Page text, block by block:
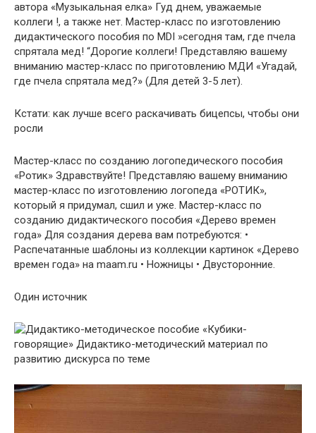
автора «Музыкальная елка» Гуд днем, уважаемые
коллеги !, а также нет. Мастер-класс по изготовлению
дидактического пособия по MDI »сегодня там, где пчела
спрятала мед! “Дорогие коллеги! Представляю вашему
вниманию мастер-класс по приготовлению МДИ «Угадай,
где пчела спрятала мед?» (Для детей 3-5 лет).
Кстати: как лучше всего раскачивать бицепсы, чтобы они
росли
Мастер-класс по созданию логопедического пособия
«Ротик» Здравствуйте! Представляю вашему вниманию
мастер-класс по изготовлению логопеда «РОТИК»,
который я придумал, сшил и уже. Мастер-класс по
созданию дидактического пособия «Дерево времен
года» Для создания дерева вам потребуются: •
Распечатанные шаблоны из коллекции картинок «Дерево
времен года» на maam.ru • Ножницы • Двусторонние.
Один источник